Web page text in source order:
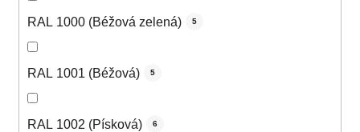
RAL 1000 (Béžová zelená) 5
RAL 1001 (Béžová) 5
RAL 1002 (Písková) 6